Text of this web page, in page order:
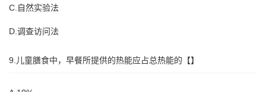
C.自然实验法
D.调查访问法
9.儿童膳食中，早餐所提供的热能应占总热能的【】